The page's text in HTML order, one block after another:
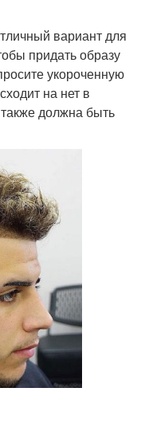
вариант для
придать образу
укороченную
на нет в
должна быть